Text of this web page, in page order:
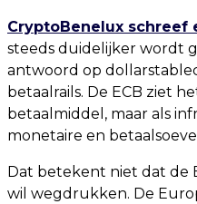
CryptoBenelux schreef
steeds duidelijker wordt
antwoord op
betaalrails. De ECB ziet
betaalmiddel, maar als
monetaire en
Dat betekent niet dat de
wil wegdrukken. De